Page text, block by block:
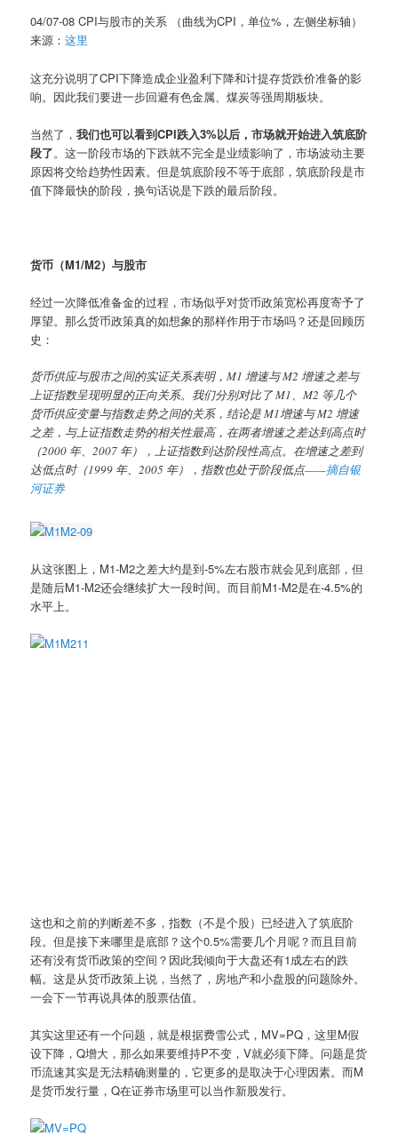
04/07-08 CPI与股市的关系 （曲线为CPI，单位%，左侧坐标轴）
来源：这里
这充分说明了CPI下降造成企业盈利下降和计提存货跌价准备的影
响。因此我们要进一步回避有色金属、煤炭等强周期板块。
当然了，我们也可以看到CPI跌入3%以后，市场就开始进入筑底阶
段了。这一阶段市场的下跌就不完全是业绩影响了，市场波动主要
原因将交给趋势性因素。但是筑底阶段不等于底部，筑底阶段是市
值下降最快的阶段，换句话说是下跌的最后阶段。
货币（M1/M2）与股市
经过一次降低准备金的过程，市场似乎对货币政策宽松再度寄予了
厚望。那么货币政策真的如想象的那样作用于市场吗？还是回顾历
史：
货币供应与股市之间的实证关系表明，M1 增速与 M2 增速之差与
上证指数呈现明显的正向关系。我们分别对比了 M1、M2 等几个
货币供应变量与指数走势之间的关系，结论是 M1增速与 M2 增速
之差，与上证指数走势的相关性最高，在两者增速之差达到高点时
（2000 年、2007 年），上证指数到达阶段性高点。在增速之差到
达低点时（1999 年、2005 年），指数也处于阶段低点——摘自银
河证券
从这张图上，M1-M2之差大约是到-5%左右股市就会见到底部，但
是随后M1-M2还会继续扩大一段时间。而目前M1-M2是在-4.5%的
水平上。
这也和之前的判断差不多，指数（不是个股）已经进入了筑底阶
段。但是接下来哪里是底部？这个0.5%需要几个月呢？而且目前
还有没有货币政策的空间？因此我倾向于大盘还有1成左右的跌
幅。这是从货币政策上说，当然了，房地产和小盘股的问题除外。
一会下一节再说具体的股票估值。
其实这里还有一个问题，就是根据费雪公式，MV=PQ，这里M假
设下降，Q增大，那么如果要维持P不变，V就必须下降。问题是货
币流速其实是无法精确测量的，它更多的是取决于心理因素。而M
是货币发行量，Q在证券市场里可以当作新股发行。